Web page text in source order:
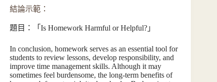
結論示範：
題目：「Is Homework Harmful or Helpful?」
In conclusion, homework serves as an essential tool for
students to review lessons, develop responsibility, and
improve time management skills. Although it may
sometimes feel burdensome, the long-term benefits of